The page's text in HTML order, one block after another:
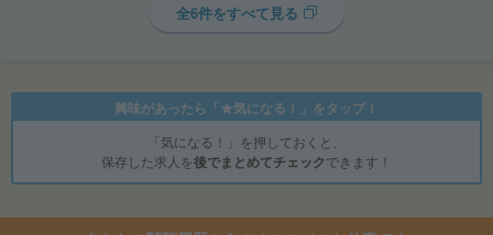
全6件をすべて見る
興味があったら「★気になる！」をタップ！
「気になる！」を押しておくと、
保存した求人を後でまとめてチェックできます！